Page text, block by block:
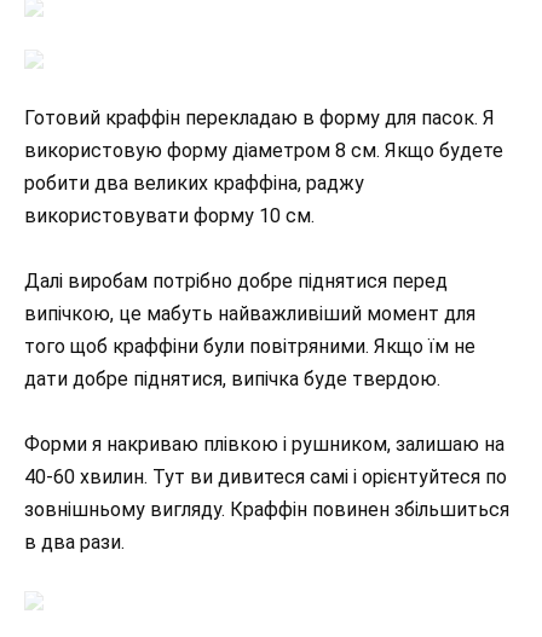
Готовий краффін перекладаю в форму для пасок. Я
використовую форму діаметром 8 см. Якщо будете
робити два великих краффіна, раджу
використовувати форму 10 см.
Далі виробам потрібно добре піднятися перед
випічкою, це мабуть найважливіший момент для
того щоб краффіни були повітряними. Якщо їм не
дати добре піднятися, випічка буде твердою.
Форми я накриваю плівкою і рушником, залишаю на
40-60 хвилин. Тут ви дивитеся самі і орієнтуйтеся по
зовнішньому вигляду. Краффін повинен збільшиться
в два рази.